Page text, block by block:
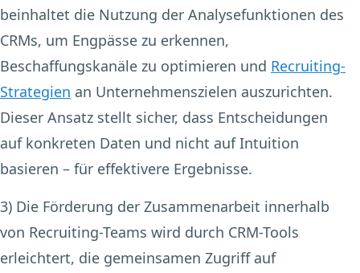
beinhaltet die Nutzung der Analysefunktionen des
CRMs, um Engpässe zu erkennen,
Beschaffungskanäle zu optimieren und Recruiting-
Strategien an Unternehmenszielen auszurichten.
Dieser Ansatz stellt sicher, dass Entscheidungen
auf konkreten Daten und nicht auf Intuition
basieren – für effektivere Ergebnisse.
3) Die Förderung der Zusammenarbeit innerhalb
von Recruiting-Teams wird durch CRM-Tools
erleichtert, die gemeinsamen Zugriff auf